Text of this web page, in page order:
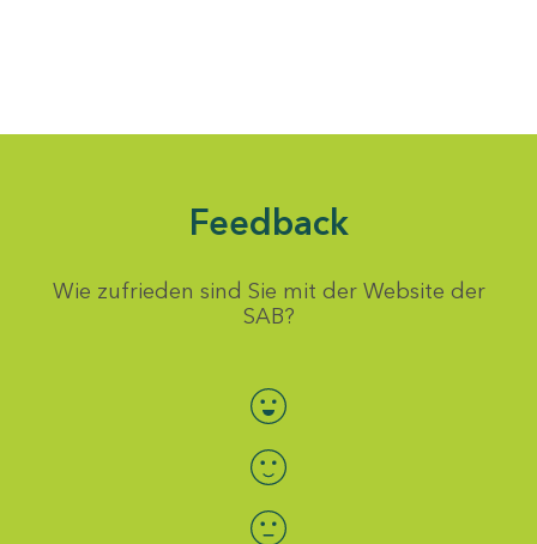
Feedback
Wie zufrieden sind Sie mit der Website der
SAB?
Bewertung auswählen